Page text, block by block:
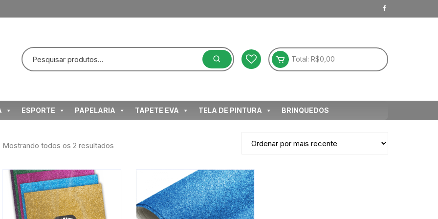
Total: R$0,00
ESPORTE PAPELARIA TAPETE EVA TELA DE PINTURA BRINQUEDOS
Mostrando todos os 2 resultados